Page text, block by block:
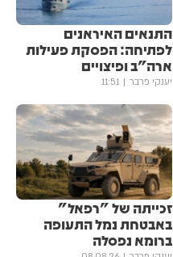
התנאים האיראנים
לפתיחה: הפסקת פעילות
ארה"ב ופיצויים
יענקי פרבר 11:51
זכייתה של "רפאל"
באבטחת נמל התעופה
ברומא נפסלה